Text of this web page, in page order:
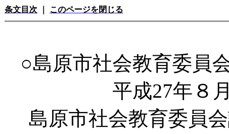
条文目次 このページを閉じる
○島原市社会教育委員
平成27年８
島原市社会教育委員